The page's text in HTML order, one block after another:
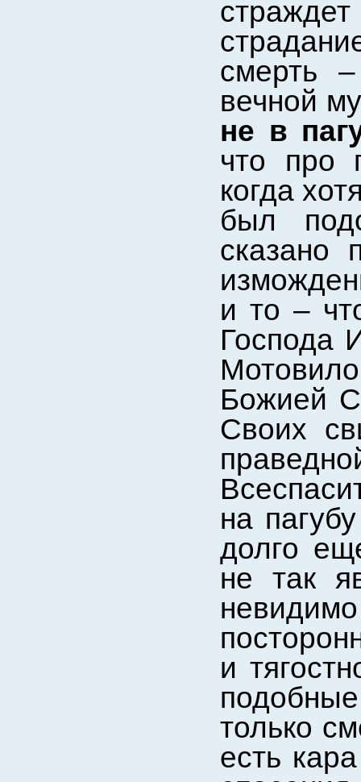
смерть
вечной
не в
что про
когда
был
сказано
и то –
Господа
Божией
Своих
на
долго
не так
и
только
есть